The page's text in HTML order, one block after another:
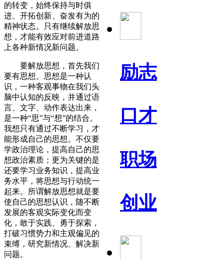
励志
口才
职场
创业
的转变，始终保持与时俱
进、开拓创新、奋发有为的
精神状态。只有继续解放思
想，才能有效应对前进道路
上各种新情况新问题。
要解放思想，首先我们
要有思想。思想是一种认
识，一种客观事物在我们头
脑中认知的反映，并通过语
言、文字、动作表达出来，
是一种“思”与“想”的结合。
我想只有通过不断学习，才
能形成自己的思想。不仅要
学政治理论，提高自己的思
想政治素质；更为关键的是
还要学习业务知识，提高业
务水平，将思想与行动统一
起来。所谓解放思想就是要
使自己的思想认识，随不断
发展的客观实际变化而变
化，敢于实践、勇于探索，
打破习惯势力和主观偏见的
束缚，研究新情况、解决新
问题。